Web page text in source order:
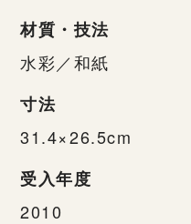
材質・技法
水彩／和紙
寸法
31.4×26.5cm
受入年度
2010